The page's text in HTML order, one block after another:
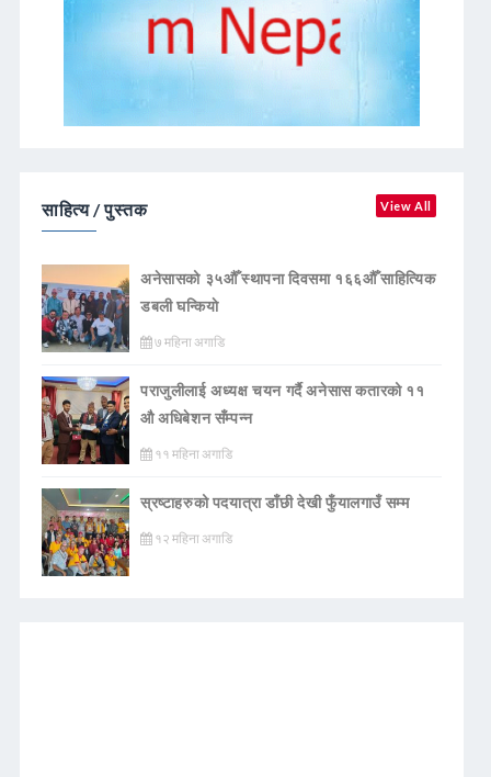
साहित्य / पुस्तक View All
अनेसासको ३५औँ स्थापना दिवसमा १६६औँ साहित्यिक
डबली घन्कियाे
७ महिना अगाडि
पराजुलीलाई अध्यक्ष चयन गर्दै अनेसास कतारको ११
औ अधिबेशन सँम्पन्न
११ महिना अगाडि
स्रष्टाहरुको पदयात्रा डाँछी देखी फुँयालगाउँ सम्म
१२ महिना अगाडि